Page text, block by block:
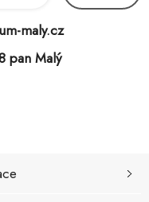
maly.cz
pan Malý